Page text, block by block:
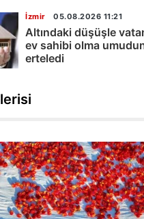
İzmir 05.08.2026 11:21
Altındaki düşüşle
ev sahibi olma
erteledi